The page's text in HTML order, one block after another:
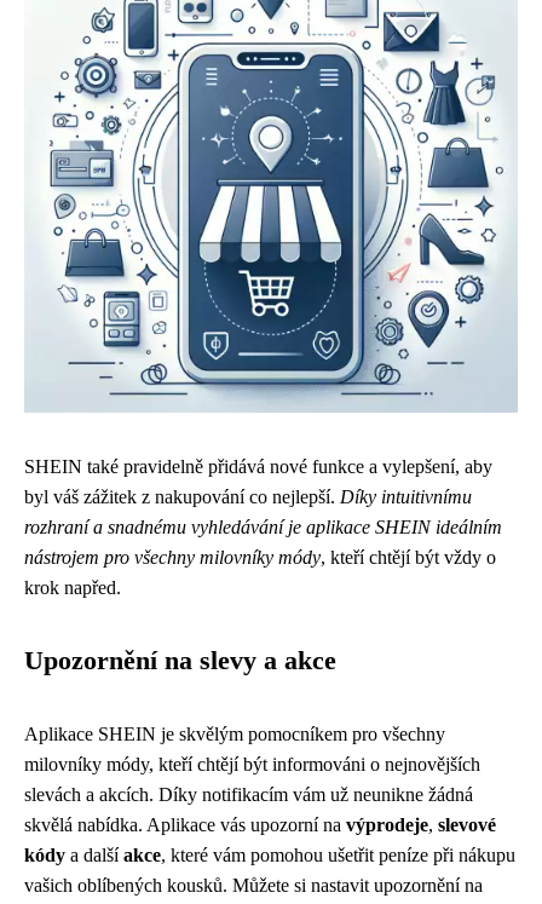
SHEIN také pravidelně přidává nové funkce a vylepšení, aby
byl váš zážitek z nakupování co nejlepší. Díky intuitivnímu
rozhraní a snadnému vyhledávání je aplikace SHEIN ideálním
nástrojem pro všechny milovníky módy, kteří chtějí být vždy o
krok napřed.
Upozornění na slevy a akce
Aplikace SHEIN je skvělým pomocníkem pro všechny
milovníky módy, kteří chtějí být informováni o nejnovějších
slevách a akcích. Díky notifikacím vám už neunikne žádná
skvělá nabídka. Aplikace vás upozorní na výprodeje, slevové
kódy a dalšíakce, které vám pomohou ušetřit peníze při nákupu
vašich oblíbených kousků. Můžete si nastavit upozornění na